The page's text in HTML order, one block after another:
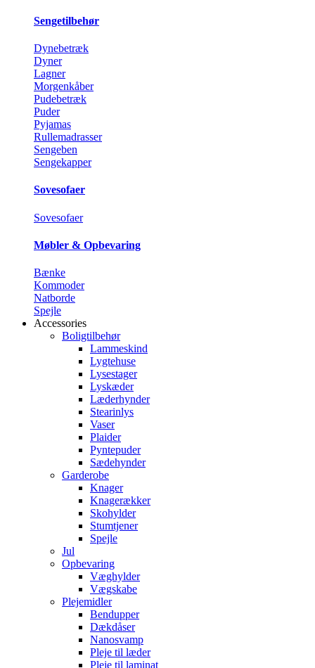
Sengetilbehør
Dynebetræk
Dyner
Lagner
Morgenkåber
Pudebetræk
Puder
Pyjamas
Rullemadrasser
Sengeben
Sengekapper
Sovesofaer
Sovesofaer
Møbler & Opbevaring
Bænke
Kommoder
Natborde
Spejle
Accessories
Boligtilbehør
Lammeskind
Lygtehuse
Lysestager
Lyskæder
Læderhynder
Stearinlys
Vaser
Plaider
Pyntepuder
Sædehynder
Garderobe
Knager
Knagerækker
Skohylder
Stumtjener
Spejle
Jul
Opbevaring
Væghylder
Vægskabe
Plejemidler
Bendupper
Dækdåser
Nanosvamp
Pleje til læder
Pleje til laminat